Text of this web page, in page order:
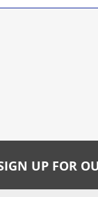
UP FOR